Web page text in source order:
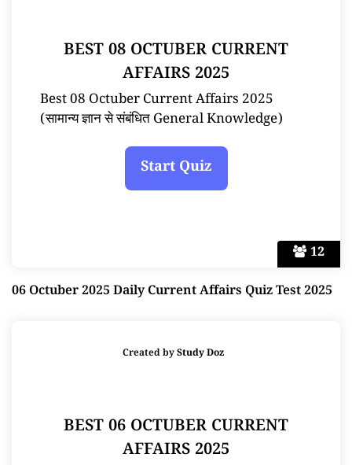
12
BEST 08 OCTUBER CURRENT
AFFAIRS 2025
Best 08 Octuber Current Affairs 2025
(सामान्य ज्ञान से संबंधित General Knowledge)
06 Octuber 2025 Daily Current Affairs Quiz Test 2025
Created byStudy Doz
BEST 06 OCTUBER CURRENT
AFFAIRS 2025